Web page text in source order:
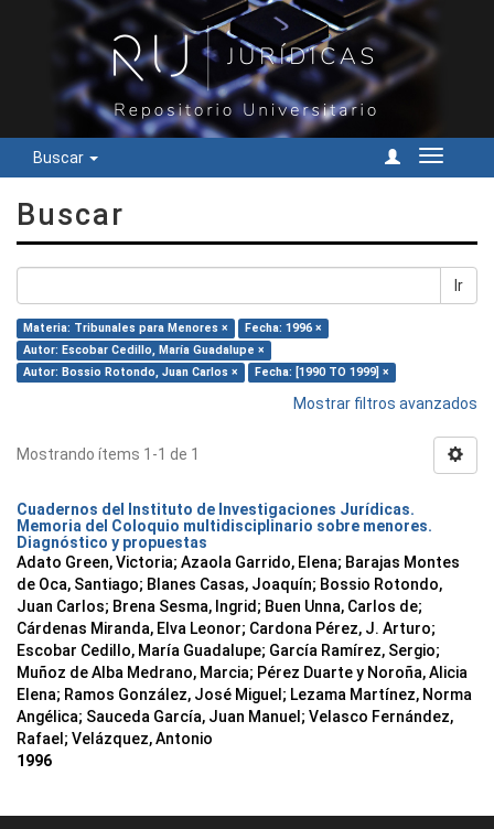
Buscar
Cambiar
Buscar
Ir
Materia: Tribunales para Menores ×
Fecha: 1996 ×
Autor: Escobar Cedillo, María Guadalupe ×
Autor: Bossio Rotondo, Juan Carlos ×
Fecha: [1990 TO 1999] ×
Mostrar filtros avanzados
Mostrando ítems 1-1 de 1
Cuadernos del Instituto de Investigaciones Jurídicas.
Memoria del Coloquio multidisciplinario sobre menores.
Diagnóstico y propuestas
Adato Green, Victoria; Azaola Garrido, Elena; Barajas Montes
de Oca, Santiago; Blanes Casas, Joaquín; Bossio Rotondo,
Juan Carlos; Brena Sesma, Ingrid; Buen Unna, Carlos de;
Cárdenas Miranda, Elva Leonor; Cardona Pérez, J. Arturo;
Escobar Cedillo, María Guadalupe; García Ramírez, Sergio;
Muñoz de Alba Medrano, Marcia; Pérez Duarte y Noroña, Alicia
Elena; Ramos González, José Miguel; Lezama Martínez, Norma
Angélica; Sauceda García, Juan Manuel; Velasco Fernández,
Rafael; Velázquez, Antonio
1996